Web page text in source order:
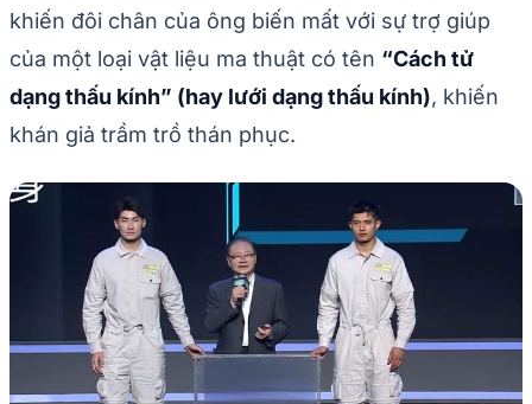
khiến đôi chân của ông biến mất với sự trợ giúp
của một loại vật liệu ma thuật có tên “Cách tử
dạng thấu kính” (hay lưới dạng thấu kính), khiến
khán giả trầm trồ thán phục.